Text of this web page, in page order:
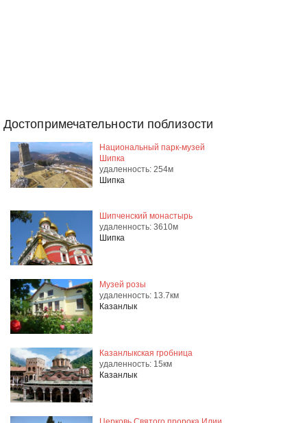
Достопримечательности поблизости
Национальный парк-музей
Шипка
удаленность: 254м
Шипка
Шипченский монастырь
удаленность: 3610м
Шипка
Музей розы
удаленность: 13.7км
Казанлык
Казанлыкская гробница
удаленность: 15км
Казанлык